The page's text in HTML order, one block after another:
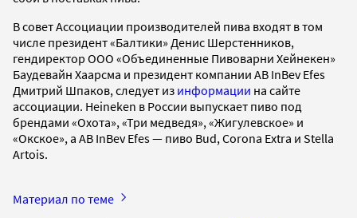
В совет Ассоциации производителей пива входят в том
числе президент «Балтики» Денис Шерстенников,
гендиректор ООО «Объединенные Пивоварни Хейнекен»
Баудевайн Хаарсма и президент компании AB InBev Efes
Дмитрий Шпаков, следует из информации на сайте
ассоциации. Heineken в России выпускает пиво под
брендами «Охота», «Три медведя», «Жигулевское» и
«Окское», а AB InBev Efes — пиво Bud, Corona Extra и Stella
Artois.
Материал по теме